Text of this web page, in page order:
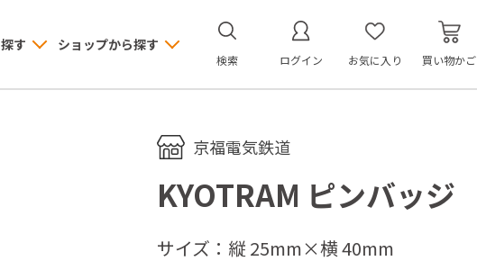
す ショップから探す
検索 ログイン お気に入り 買い物かご
京福電気鉄道
KYOTRAM ピンバッジ
サイズ：縦 25mm×横 40mm